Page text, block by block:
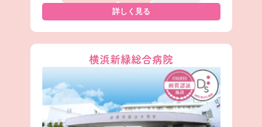
詳しく見る
横浜新緑総合病院